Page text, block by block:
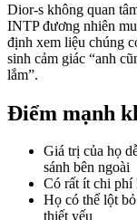
Dior-s không quan
INTP đương nhiên
định xem liệu chúng
sinh cảm giác “anh
lắm”.
Điểm mạnh
Giá trị của họ
sánh bên ngoài
Có rất ít chi phí
Họ có thể lột
thiết yếu